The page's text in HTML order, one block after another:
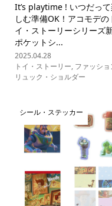
It’s playtime ! いつだっ
しむ準備OK！アコモデの
イ・ストーリーシリーズ
ポケットシ...
2025.04.28
トイ・ストーリー, ファッショ
リュック・ショルダー
シール・ステッカー